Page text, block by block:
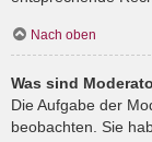
Nach oben
Was sind
Die Aufgabe der
beobachten. Sie